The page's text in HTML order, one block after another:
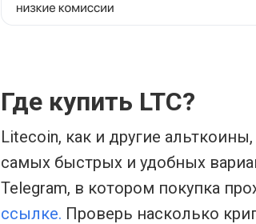
Где купить LTC?
Litecoin, как и другие
самых быстрых и удобных
Telegram, в котором покупка
ссылке. Проверь насколько